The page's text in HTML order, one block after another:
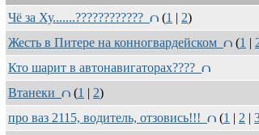
Чё за Ху.......????????????
(1 | 2)
Жесть в Питере на конногвардейском
(1 |
Кто шарит в автонавигаторах????
Втанеки
(1 | 2)
про ваз 2115, водитель, отзовись!!!
(1 | 2 |